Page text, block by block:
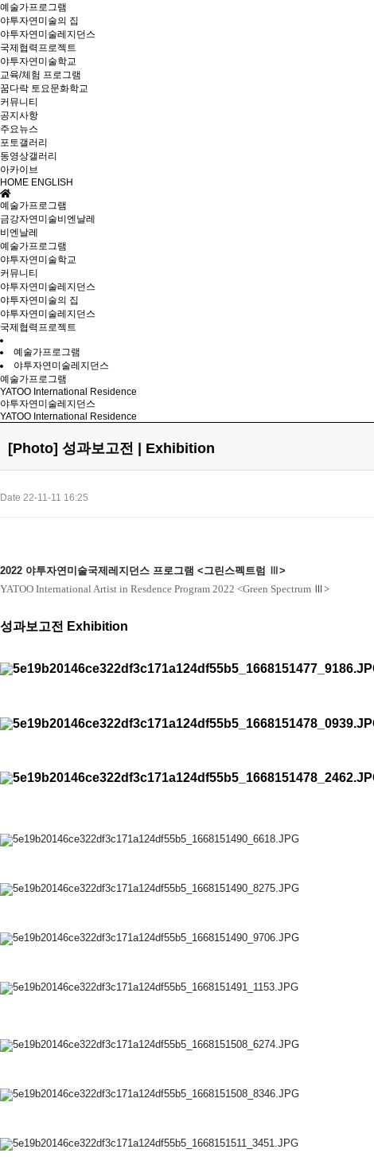
예술가프로그램
야투자연미술의 집
야투자연미술레지던스
국제협력프로젝트
야투자연미술학교
교육/체험 프로그램
꿈다락 토요문화학교
커뮤니티
공지사항
주요뉴스
포토갤러리
동영상갤러리
아카이브
HOME ENGLISH
예술가프로그램
금강자연미술비엔날레
비엔날레
예술가프로그램
야투자연미술학교
커뮤니티
야투자연미술레지던스
야투자연미술의 집
야투자연미술레지던스
국제협력프로젝트
예술가프로그램
야투자연미술레지던스
예술가프로그램
YATOO International Residence
야투자연미술레지던스
YATOO International Residence
[Photo] 성과보고전 | Exhibition
Date 22-11-11 16:25
2022 야투자연미술국제레지던스 프로그램 <그린스펙트럼 Ⅲ>
YATOO International Artist in Resdence Program 2022 <Green Spectrum Ⅲ>
성과보고전 Exhibition